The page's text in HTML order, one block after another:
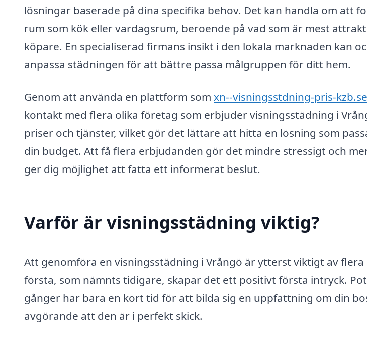
lösningar baserade på dina specifika behov. Det kan handla om att
rum som kök eller vardagsrum, beroende på vad som är mest
köpare. En specialiserad firmans insikt i den lokala marknaden kan
anpassa städningen för att bättre passa målgruppen för ditt hem.
Genom att använda en plattform som xn--visningsstdning-pris-kzb.se
kontakt med flera olika företag som erbjuder visningsstädning i
priser och tjänster, vilket gör det lättare att hitta en lösning som
din budget. Att få flera erbjudanden gör det mindre stressigt och
ger dig möjlighet att fatta ett informerat beslut.
Varför är visningsstädning viktig?
Att genomföra en visningsstädning i Vrångö är ytterst viktigt av flera
första, som nämnts tidigare, skapar det ett positivt första intryck.
gånger har bara en kort tid för att bilda sig en uppfattning om din
avgörande att den är i perfekt skick.